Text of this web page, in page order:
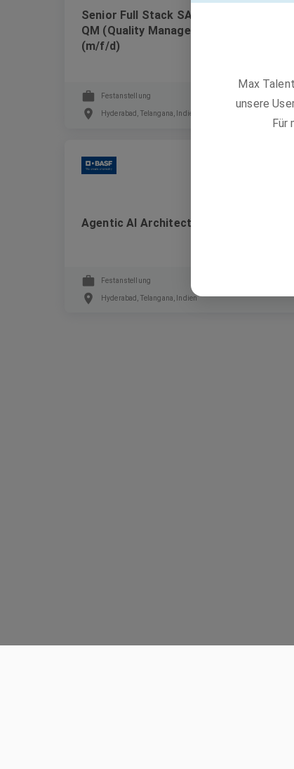
Senior Full Stack SAP Developer - SAP
QM (Quality Management) Knowledge
(m/f/d)
Festanstellung
Hyderabad, Telangana, Indien
Agentic AI Architect (m/f/d)
Festanstellung
Hyderabad, Telangana, Indien
Max
unsere
Für